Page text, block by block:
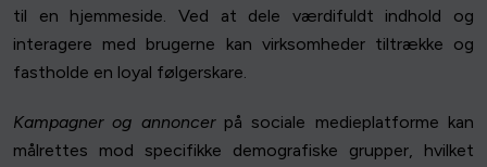
til en hjemmeside. Ved at dele værdifuldt indhold og
interagere med brugerne kan virksomheder tiltrække og
fastholde en loyal følgerskare.
Kampagner og annoncerpå sociale medieplatforme kan
målrettes mod specifikke demografiske grupper, hvilket